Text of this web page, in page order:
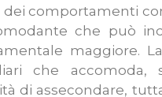
comportamenti
che può
maggiore.
che accomoda,
di assecondare,